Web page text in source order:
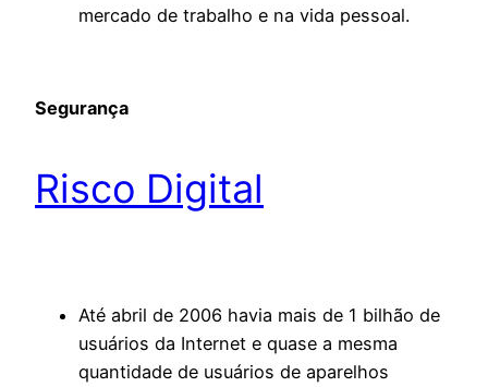
mercado de trabalho e na vida pessoal.
Segurança
Risco Digital
Até abril de 2006 havia mais de 1 bilhão de
usuários da Internet e quase a mesma
quantidade de usuários de aparelhos